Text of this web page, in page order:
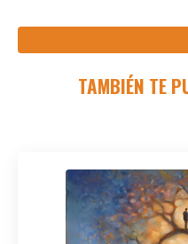
-
TAMBIÉN TE